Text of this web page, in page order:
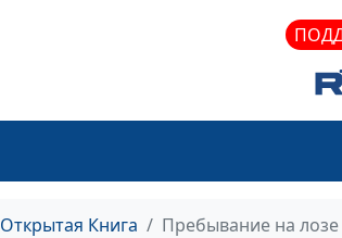
Открытая Книга Пребывание на лозе
Юлия